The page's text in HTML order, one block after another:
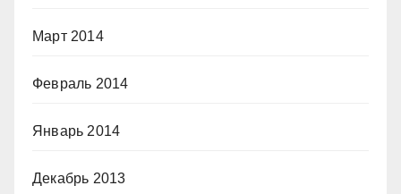
Март 2014
Февраль 2014
Январь 2014
Декабрь 2013